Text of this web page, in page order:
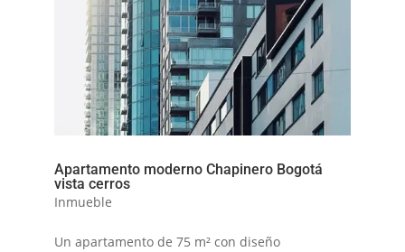
Apartamento moderno Chapinero Bogotá
vista cerros
Inmueble
Un apartamento de 75 m² con diseño